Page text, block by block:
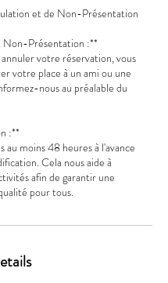
et de Non-Présentation
Présentation :**
votre réservation, vous
votre place à un ami ou une
nous au préalable du
:**
moins 48 heures à l'avance
Cela nous aide à
afin de garantir une
pour tous.